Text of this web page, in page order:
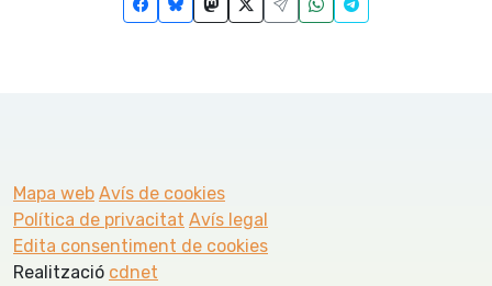
Mapa web Avís de cookies
Política de privacitat Avís legal
Edita consentiment de cookies
Realització cdnet